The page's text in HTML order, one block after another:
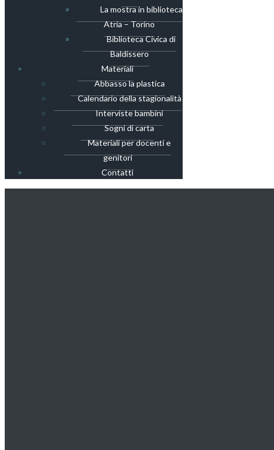
La mostra in biblioteca
Atria – Torino
Biblioteca Civica di
Baldissero
Materiali
Abbasso la plastica
Calendario della stagionalità
Interviste bambini
Sogni di carta
Materiali per docenti e
genitori
Contatti